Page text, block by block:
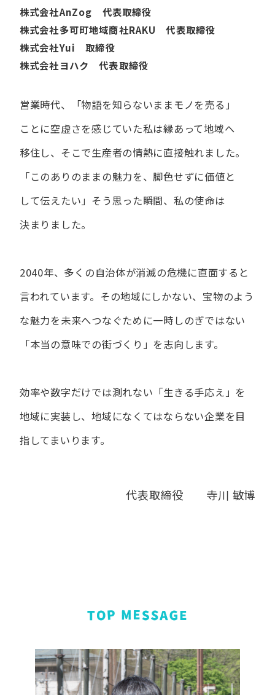
株式会社AnZog 代表取締役
株式会社多可町地域商社RAKU 代表取締役
株式会社Yui 取締役
株式会社ヨハク 代表取締役
営業時代、​「物語を​知らないまま​モノを​売る」
ことに​空虚さを​感じていた​私は縁あって​地域へ​
移住し、​そこで​生産者の​情熱に​直接触れました。
「この​ありの​ままの​魅力を、​脚色せずに​価値と​
して​伝えたい」 そう​思った​瞬間、​私の​使命は​
決まりました。
2040年、多くの自治体が消滅の危機に直面すると
言われています。 その地域にしかない、宝物のよう
な魅力を未来へつなぐために一時しのぎではない
「本当の意味での街づくり」を志向します。
効率や数字だけでは測れない「生きる手応え」を
地域に実装し、地域になくてはならない企業を目
指してまいります。
代表取締役 寺川 敏博